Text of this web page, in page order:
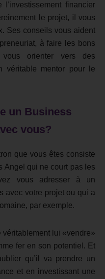
financier
le projet, il vous
Ses conseils vous aident
à faire les bons
orienter vers des
véritable mentor pour le
un Business
vous?
que vous êtes consiste
Angel qui ne court pas les
vous adresser à un
avec votre projet ou qui a
par exemple.
lui «vendre»
fer en son potentiel. Et
qu’il va prendre un
et en investissant une